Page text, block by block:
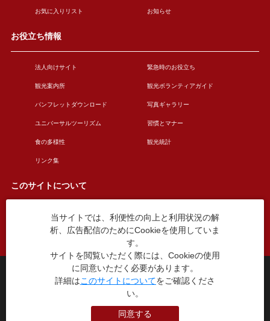
お気に入りリスト お知らせ
お役立ち情報
法人向けサイト 緊急時のお役立ち
観光案内所 観光ボランティアガイド
パンフレットダウンロード 写真ギャラリー
ユニバーサルツーリズム 習慣とマナー
食の多様性 観光統計
リンク集
このサイトについて
このサイトについて 広告掲載について
お問い合わせ
台東区役所観光課
〒110-8615 東京都台東区東上野4丁目5番6号
TEL：03-5246-1151
当サイトでは、利便性の向上と利用状況の解
析、広告配信のためにCookieを使用していま
す。
サイトを閲覧いただく際には、Cookieの使用
に同意いただく必要があります。
詳細はこのサイトについてをご確認くださ
い。
同意する